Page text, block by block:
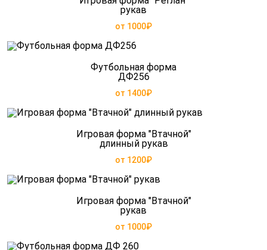
рукав
от 1000₽
Футбольная форма
ДФ256
от 1400₽
Игровая форма "Втачной"
длинный рукав
от 1200₽
Игровая форма "Втачной"
рукав
от 1000₽